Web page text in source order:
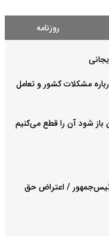
روزنامه
مشکلات کشور و تعامل
باز شود آن را قطع می‌کنیم
/ اعتراض حق